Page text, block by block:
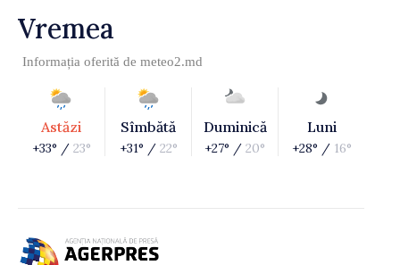
Vremea
Informația oferită de meteo2.md
Astăzi
+33° / 23°
Sîmbătă
+31° / 22°
Duminică
+27° / 20°
Luni
+28° / 16°